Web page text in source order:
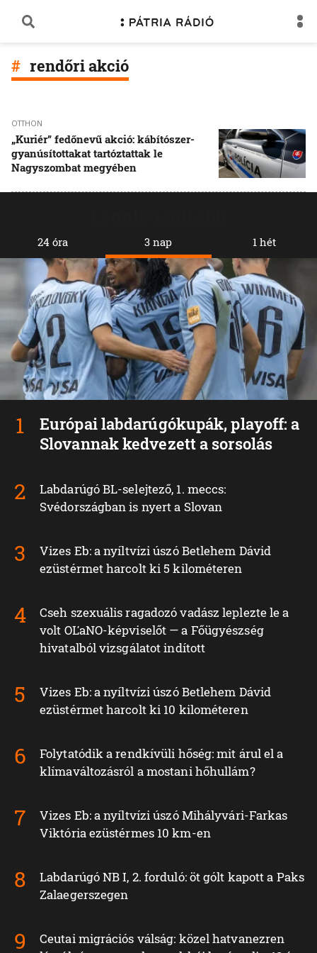
rendőri akció
OTTHON
„Kuriér” fedőnevű akció: kábítószer-
gyanúsítottakat tartóztattak le
Nagyszombat megyében
24 óra 3 nap
Európai labdarúgókupák, playoff: a
Slovannak kedvezett a sorsolás
Labdarúgó BL-selejtező, 1. meccs:
Svédországban is nyert a Slovan
Vizes Eb: a nyíltvízi úszó Betlehem Dávid
ezüstérmet harcolt ki 5 kilométeren
Cseh szexuális ragadozó vadász leplezte le a
volt OĽaNO-képviselőt — a Főügyészség
hivatalból vizsgálatot indított
Vizes Eb: a nyíltvízi úszó Betlehem Dávid
ezüstérmet harcolt ki 10 kilométeren
Folytatódik a rendkívüli hőség: mit árul el a
klímaváltozásról a mostani hőhullám?
Vizes Eb: a nyíltvízi úszó Mihályvári-Farkas
Viktória ezüstérmes 10 km-en
Labdarúgó NB I, 2. forduló: öt gólt kapott a Paks
Zalaegerszegen
Ceutai migrációs válság: közel hatvanezren
1 hét